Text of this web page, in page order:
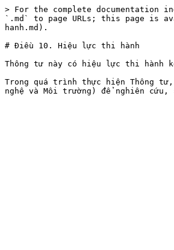
> For the complete documentation
`.md` to page URLs; this page is
hanh.md).
# Điều 10. Hiệu lực thi hành
Thông tư này có hiệu lực thi hành
Trong quá trình thực hiện Thông tư,